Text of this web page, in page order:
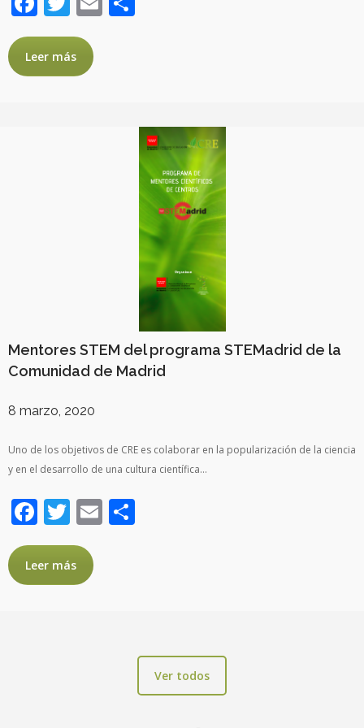
Leer más
Mentores STEM del programa STEMadrid de la
Comunidad de Madrid
8 marzo, 2020
Uno de los objetivos de CRE es colaborar en la popularización de la ciencia
y en el desarrollo de una cultura científica…
Facebook
Twitter
Email
Leer más
Ver todos